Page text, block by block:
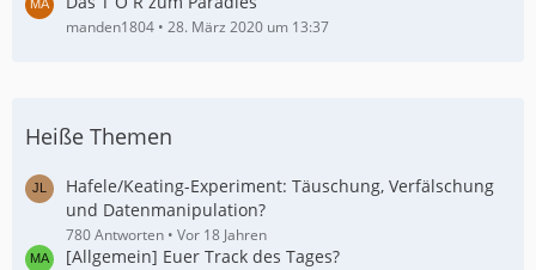
manden1804 28. März 2020 um 13:37
Heiße Themen
Hafele/Keating-Experiment: Täuschung, Verfälschung
und Datenmanipulation?
780 Antworten Vor 18 Jahren
[Allgemein] Euer Track des Tages?